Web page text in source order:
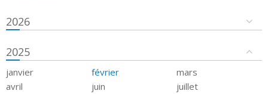
2026
2025
janvier février
mars
avril
juin
juillet